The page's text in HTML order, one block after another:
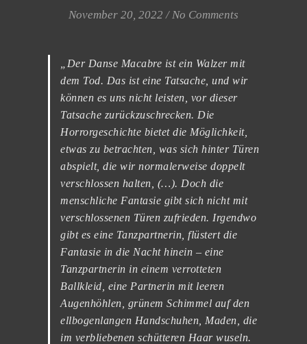
November 20, 2022 / No Comments
„Der Danse Macabre ist ein Walzer mit
dem Tod. Das ist eine Tatsache, und wir
können es uns nicht leisten, vor dieser
Tatsache zurückzuschrecken. Die
Horrorgeschichte bietet die Möglichkeit,
etwas zu betrachten, was sich hinter Türen
abspielt, die wir normalerweise doppelt
verschlossen halten, (…). Doch die
menschliche Fantasie gibt sich nicht mit
verschlossenen Türen zufrieden. Irgendwo
gibt es eine Tanzpartnerin, flüstert die
Fantasie in die Nacht hinein – eine
Tanzpartnerin in einem verrotteten
Ballkleid, eine Partnerin mit leeren
Augenhöhlen, grünem Schimmel auf den
ellbogenlangen Handschuhen, Maden, die
im verbliebenen schütteren Haar wuseln.